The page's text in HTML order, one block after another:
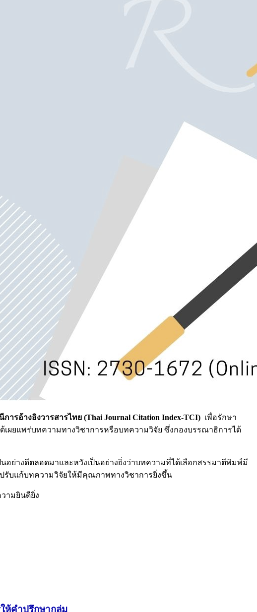
ารอ้างอิงวารสารไทย (Thai Journal Citation Index-TCI) เพื่อรักษา
ผยแพร่บทความทางวิชาการหรือบทความวิจัย ซึ่งกองบรรณาธิการได้
างดีตลอดมาและหวังเป็นอย่างยิ่งว่าบทความที่ได้เลือกสรรมาตีพิมพ์มี
บแก้บทความวิจัยให้มีคุณภาพทางวิชาการยิ่งขึ้น
ามยินดียิ่ง
ห้คำปรึกษากลุ่ม